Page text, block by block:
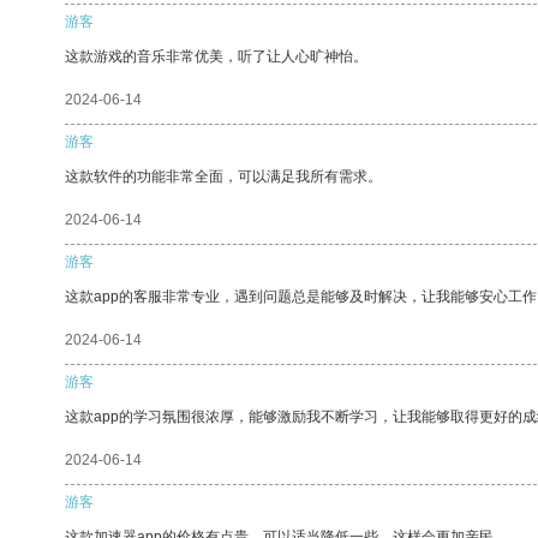
游客
这款游戏的音乐非常优美，听了让人心旷神怡。
2024-06-14
游客
这款软件的功能非常全面，可以满足我所有需求。
2024-06-14
游客
这款app的客服非常专业，遇到问题总是能够及时解决，让我能够安心工
2024-06-14
游客
这款app的学习氛围很浓厚，能够激励我不断学习，让我能够取得更好的
2024-06-14
游客